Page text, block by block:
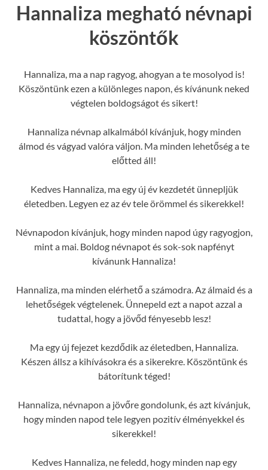
Hannaliza megható névnapi
köszöntők
Hannaliza, ma a nap ragyog, ahogyan a te mosolyod is!
Köszöntünk ezen a különleges napon, és kívánunk neked
végtelen boldogságot és sikert!
Hannaliza névnap alkalmából kívánjuk, hogy minden
álmod és vágyad valóra váljon. Ma minden lehetőség a te
előtted áll!
Kedves Hannaliza, ma egy új év kezdetét ünnepljük
életedben. Legyen ez az év tele örömmel és sikerekkel!
Névnapodon kívánjuk, hogy minden napod úgy ragyogjon,
mint a mai. Boldog névnapot és sok-sok napfényt
kívánunk Hannaliza!
Hannaliza, ma minden elérhető a számodra. Az álmaid és a
lehetőségek végtelenek. Ünnepeld ezt a napot azzal a
tudattal, hogy a jövőd fényesebb lesz!
Ma egy új fejezet kezdődik az életedben, Hannaliza.
Készen állsz a kihívásokra és a sikerekre. Köszöntünk és
bátorítunk téged!
Hannaliza, névnapon a jövőre gondolunk, és azt kívánjuk,
hogy minden napod tele legyen pozitív élményekkel és
sikerekkel!
Kedves Hannaliza, ne feledd, hogy minden nap egy